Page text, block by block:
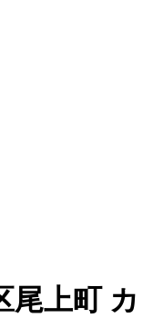
尾上町 カ